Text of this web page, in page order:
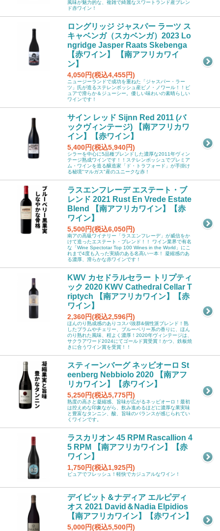
風味が魅力的な、複雑で綺麗なスワートランド産ブレン
ド赤ワイン！
ロングリッジ ジャスパー ラーツ ス
キャベンガ（スカベンガ）2023 Lo
ngridge Jasper Raats Skebenga
【赤ワイン】 【南アフリカワイ
ン】
4,050円(税込4,455円)
ニュージーランドで成功を重ねた「ジャスパー・ラー
ツ」氏が造るステレンボッシュ産ピノ・ノワール！！ピ
ュアで滑らか＆ジューシー。優しい味わいの素晴らしい
ワインです！
サイン レッド Sijnn Red 2011 (バ
ックヴィンテージ) 【南アフリカワ
イン】【赤ワイン】
5,400円(税込5,940円)
シラーを中心に5品種ブレンドした濃厚な2011年ヴィン
テージ熟成ワインです！！ステレンボッシュでプレミア
ム・ワインを造る醸造家「ド・トラフォード」が手掛け
る秘境"マルガス"産のユニークな赤！
ラスエンフレーデ エステート・ブ
レンド 2021 Rust En Vrede Estate
Blend 【南アフリカワイン】【赤
ワイン】
5,500円(税込6,050円)
南アの高級ワイナリー「ラスエンフレーデ」が威信をか
けて造ったエステート・ブレンド！！ ワイン業界で有名
な「Wine Spectotar Top 100 Wines in the World」にこ
れまで4度も入った実績のある名高い一本！ 凝縮感のあ
る濃厚、滑らかな赤ワインです！
KWV カセドラルセラー トリプティ
ック 2020 KWV Cathedral Cellar T
riptych 【南アフリカワイン】【赤
ワイン】
2,360円(税込2,596円)
ほんのり熟成感のありコスパ抜群&個性派ブレンド！熟
したプラムやチェリー、ブルーベリー系の香りに、ほん
のり熟れた風味、程よく濃厚！2020年ヴィンテージは、
サクラアワード2024にてゴールド賞受賞！かつ、鉄板焼
きに合うワイン賞を受賞！！
スティーンバーグ ネッビオーロ St
eenberg Nebbiolo 2020 【南アフ
リカワイン】【赤ワイン】
5,250円(税込5,775円)
熟度の高さと凝縮感、旨味が広がるネッビオーロ！最初
は控えめな印象ながら、飲み進めるほどに濃厚な果実味
と豊富なタンニン、酸、旨味のバランスが感じられてい
くワインです。
ラスカリオン 45 RPM Rascallion 4
5 RPM 【南アフリカワイン】【赤
ワイン】
1,750円(税込1,925円)
ピュアでフレッシュ！軽快でカジュアルなワイン！
デイビット＆ナディア エルピディ
オス 2021 David＆Nadia Elpidios
【南アフリカワイン】【赤ワイン】
5,000円(税込5,500円)